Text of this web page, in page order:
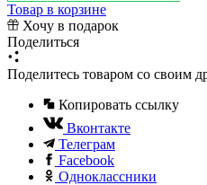
Товар в корзине
Хочу в подарок
Поделиться
Поделитесь товаром со своим
Копировать ссылку
Вконтакте
Телеграм
Facebook
Одноклассники